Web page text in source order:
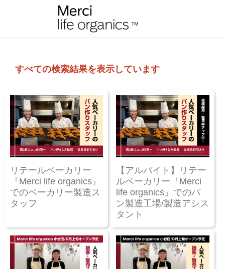
すべての検索結果を表示しています
リテールベーカリー
『Merci life organics』
でのベーカリー製造ス
タッフ
【アルバイト】リテー
ルベーカリー『Merci
life organics』でのパ
ン製造工場/製造アシス
タント